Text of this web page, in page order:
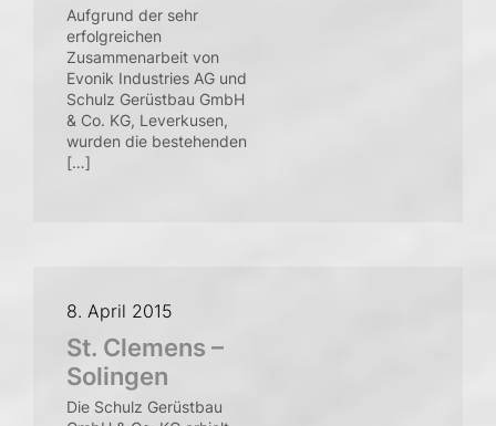
Aufgrund der sehr
erfolgreichen
Zusammenarbeit von
Evonik Industries AG und
Schulz Gerüstbau GmbH
& Co. KG, Leverkusen,
wurden die bestehenden
[…]
8. April 2015
St. Clemens –
Solingen
Die Schulz Gerüstbau